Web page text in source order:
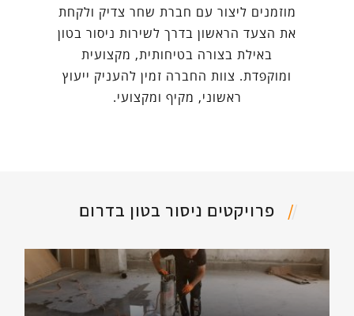
מוזמנים ליצור עם חברת שחר צדיק ולקחת
את הצעד הראשון בדרך לשירות ניסור בטון
באילת בצורה בטיחותית, מקצועית
ומוקפדת. צוות החברה זמין להעניק ייעוץ
ראשוני, מקיף ומקצועי.
פרויקטים ניסור בטון בדרום